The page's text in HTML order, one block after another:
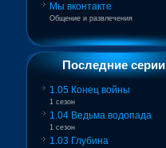
Мы вконтакте
Общение и развлечения
Последние серии
1.05 Конец войны
1 сезон
1.04 Ведьма водопада
1 сезон
1.03 Глубина